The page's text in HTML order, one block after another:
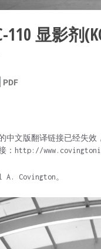
110 显影剂
中文版翻译链接已经失
：http://
A. Covington。